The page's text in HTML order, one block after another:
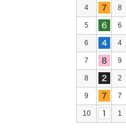
4 8
5 6
6 4
7 9
8 2
9 7
10 1